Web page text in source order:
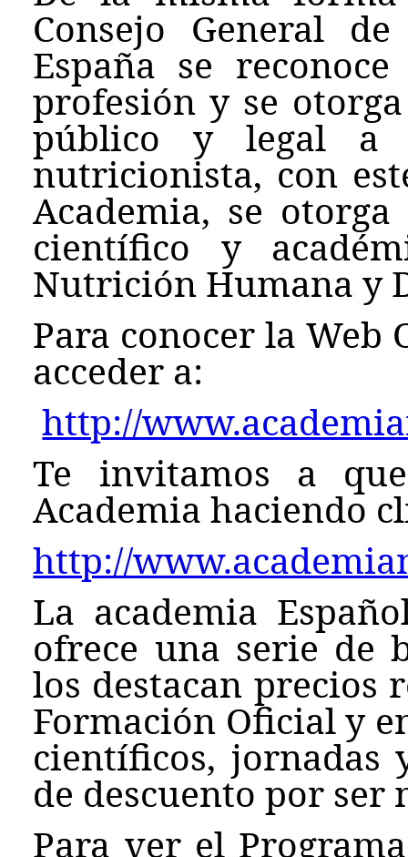
Consejo General
España se
profesión y se
público y legal a
nutricionista, con
Academia, se
científico y
Nutrición Humana y
Para conocer la Web
acceder a:
http://
Te invitamos a
Academia haciendo
http://
La academia
ofrece una serie de
los destacan precios
Formación Oficial y
científicos, jornadas
de descuento por ser
Para ver el